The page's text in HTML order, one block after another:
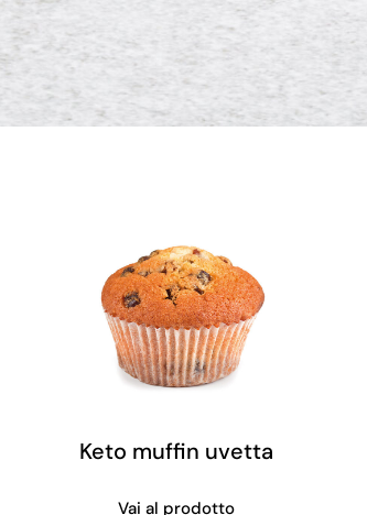
Keto muffin uvetta
Vai al prodotto